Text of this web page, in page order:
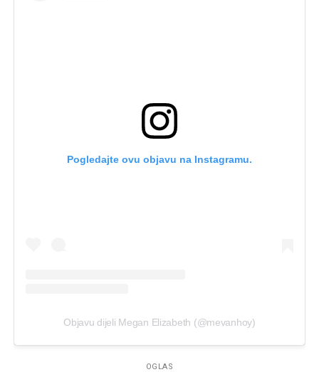
Pogledajte ovu objavu na Instagramu.
Objavu dijeli Megan Elizabeth (@mevanhoy)
OGLAS